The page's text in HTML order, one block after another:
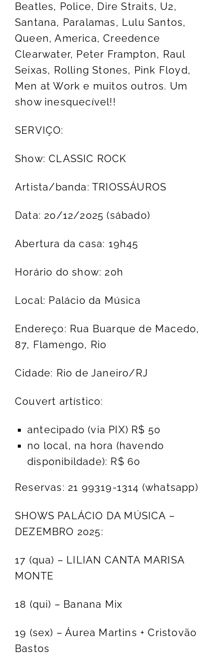
Beatles, Police, Dire Straits, U2,
Santana, Paralamas, Lulu Santos,
Queen, America, Creedence
Clearwater, Peter Frampton, Raul
Seixas, Rolling Stones, Pink Floyd,
Men at Work e muitos outros. Um
show inesquecível!!
SERVIÇO:
Show: CLASSIC ROCK
Artista/banda: TRIOSSÁUROS
Data: 20/12/2025 (sábado)
Abertura da casa: 19h45
Horário do show: 20h
Local: Palácio da Música
Endereço: Rua Buarque de Macedo,
87, Flamengo, Rio
Cidade: Rio de Janeiro/RJ
Couvert artístico:
antecipado (via PIX) R$ 50
no local, na hora (havendo
disponibildade): R$ 60
Reservas: 21 99319-1314 (whatsapp)
SHOWS PALÁCIO DA MÚSICA –
DEZEMBRO 2025:
17 (qua) – LILIAN CANTA MARISA
MONTE
18 (qui) – Banana Mix
19 (sex) – Áurea Martins + Cristovão
Bastos